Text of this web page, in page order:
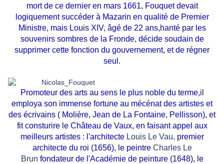
mort de ce dernier en mars 1661, Fouquet devait
logiquement succéder à Mazarin en qualité de Premier
Ministre, mais Louis XIV, âgé de 22 ans,hanté par les
souvenirs sombres de la Fronde, décide soudain de
supprimer cette fonction du gouvernement, et de régner
seul.
Promoteur des arts au sens le plus noble du terme,il
employa son immense fortune au mécénat des artistes et
des écrivains ( Molière, Jean de La Fontaine, Pellisson), et
fit consturire le Château de Vaux, en faisant appel aux
meilleurs artistes : l'architecteLouis Le Vau, premier
architecte du roi (1656), le peintre Charles Le
Brun fondateur de l'Académie de peinture (1648), le